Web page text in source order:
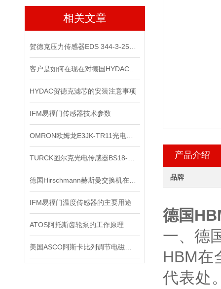
相关文章
HYDAC贺德克滤芯的安装注意事项
IFM易福门传感器技术参数
IFM易福门温度传感器的主要用途
ATOS阿托斯齿轮泵的工作原理
产品介绍
品牌
德国
一、德
HBM在
代表处